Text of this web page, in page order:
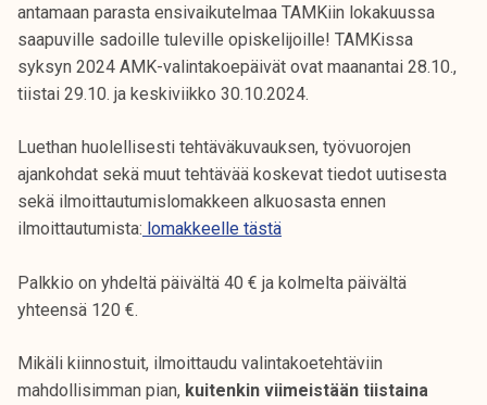
antamaan parasta ensivaikutelmaa TAMKiin lokakuussa
saapuville sadoille tuleville opiskelijoille! TAMKissa
syksyn 2024 AMK-valintakoepäivät ovat maanantai 28.10.,
tiistai 29.10. ja keskiviikko 30.10.2024.
Luethan huolellisesti tehtäväkuvauksen, työvuorojen
ajankohdat sekä muut tehtävää koskevat tiedot uutisesta
sekä ilmoittautumislomakkeen alkuosasta ennen
ilmoittautumista: lomakkeelle tästä
Palkkio on yhdeltä päivältä 40 € ja kolmelta päivältä
yhteensä 120 €.
Mikäli kiinnostuit, ilmoittaudu valintakoetehtäviin
mahdollisimman pian, kuitenkin viimeistään tiistaina